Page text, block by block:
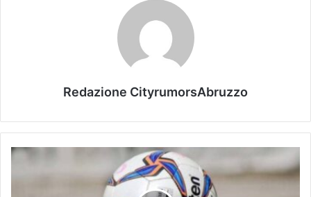
Redazione CityrumorsAbruzzo